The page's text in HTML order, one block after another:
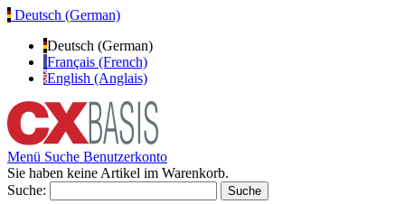
Deutsch (German)
Deutsch (German)
Français (French)
English (Anglais)
Menü Suche Benutzerkonto
Sie haben keine Artikel im Warenkorb.
Suche:
Suche